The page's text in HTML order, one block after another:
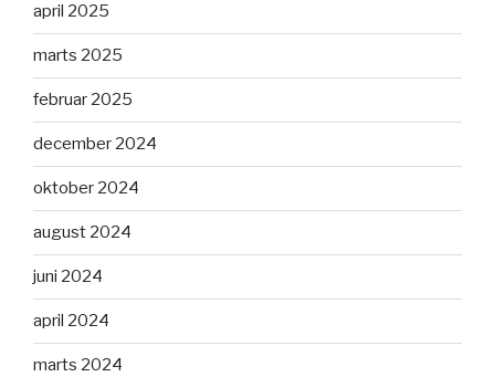
april 2025
marts 2025
februar 2025
december 2024
oktober 2024
august 2024
juni 2024
april 2024
marts 2024